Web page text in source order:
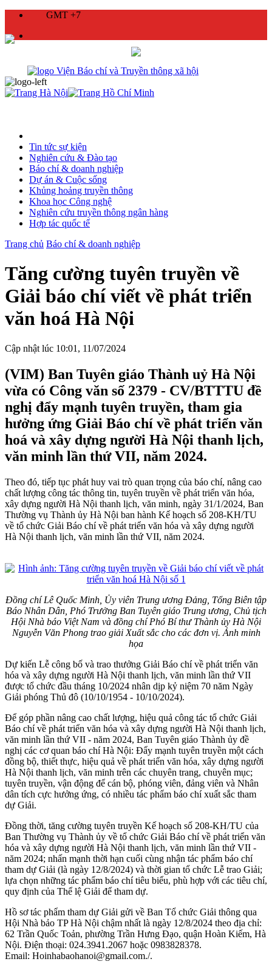
GMT +7
Tin tức sự kiện
Nghiên cứu & Đào tạo
Báo chí & doanh nghiệp
Dự án & Cuộc sống
Khủng hoảng truyền thông
Khoa học Công nghệ
Nghiên cứu truyền thông ngân hàng
Hợp tác quốc tế
Trang chủ Báo chí & doanh nghiệp
Tăng cường tuyên truyền về
Giải báo chí viết về phát triển
văn hoá Hà Nội
Cập nhật lúc 10:01, 11/07/2024
(VIM) Ban Tuyên giáo Thành uỷ Hà Nội
vừa có Công văn số 2379 - CV/BTTTU đề
nghị đẩy mạnh tuyên truyền, tham gia
hưởng ứng Giải Báo chí về phát triển văn
hoá và xây dựng người Hà Nội thanh lịch,
văn minh lần thứ VII, năm 2024.
Theo đó, tiếp tục phát huy vai trò quan trọng của báo chí, nâng cao
chất lượng công tác thông tin, tuyên truyền về phát triển văn hóa,
xây dựng người Hà Nội thanh lịch, văn minh, ngày 31/1/2024, Ban
Thường vụ Thành ủy Hà Nội ban hành Kế hoạch số 208-KH/TU
về tổ chức Giải Báo chí về phát triển văn hóa và xây dựng người
Hà Nội thanh lịch, văn minh lần thứ VII, năm 2024.
Đồng chí Lê Quốc Minh, Ủy viên Trung ương Đảng, Tổng Biên tập
Báo Nhân Dân, Phó Trưởng Ban Tuyên giáo Trung ương, Chủ tịch
Hội Nhà báo Việt Nam và đồng chí Phó Bí thư Thành ủy Hà Nội
Nguyễn Văn Phong trao giải Xuất sắc cho các đơn vị. Ảnh minh
họa
Dự kiến Lễ công bố và trao thưởng Giải Báo chí về phát triển văn
hóa và xây dựng người Hà Nội thanh lịch, văn minh lần thứ VII
được tổ chức đầu tháng 10/2024 nhân dịp kỷ niệm 70 năm Ngày
Giải phóng Thủ đô (10/10/1954 - 10/10/2024).
Để góp phần nâng cao chất lượng, hiệu quả công tác tổ chức Giải
Báo chí về phát triển văn hóa và xây dựng người Hà Nội thanh lịch,
văn minh lần thứ VII - năm 2024, Ban Tuyên giáo Thành ủy đề
nghị các cơ quan báo chí Hà Nội: Đẩy mạnh tuyên truyền một cách
đồng bộ, thiết thực, hiệu quả về phát triển văn hóa, xây dựng người
Hà Nội thanh lịch, văn minh trên các chuyên trang, chuyên mục;
tuyên truyền, vận động để cán bộ, phóng viên, đảng viên và Nhân
dân tích cực hưởng ứng, có nhiều tác phẩm báo chí xuất sắc tham
dự Giải.
Đồng thời, tăng cường tuyên truyền Kế hoạch số 208-KH/TU của
Ban Thường vụ Thành ủy về tổ chức Giải Báo chí về phát triển văn
hóa và xây dựng người Hà Nội thanh lịch, văn minh lần thứ VII -
năm 2024; nhấn mạnh thời hạn cuối cùng nhận tác phẩm báo chí
tham dự Giải (là ngày 12/8/2024) và thời gian tổ chức Lễ trao Giải;
lựa chọn những tác phẩm báo chí tiêu biểu, phù hợp với các tiêu chí,
quy định của Thể lệ Giải để tham dự.
Hồ sơ tác phẩm tham dự Giải gửi về Ban Tổ chức Giải thông qua
Hội Nhà bảo TP Hà Nội chậm nhất là ngày 12/8/2024 theo địa chỉ:
62 Trần Quốc Toản, phường Trần Hưng Đạo, quận Hoàn Kiếm, Hà
Nội. Điện thoại: 024.3941.2067 hoặc 0983828378.
Email: Hoinhabaohanoi@gmail.com./.